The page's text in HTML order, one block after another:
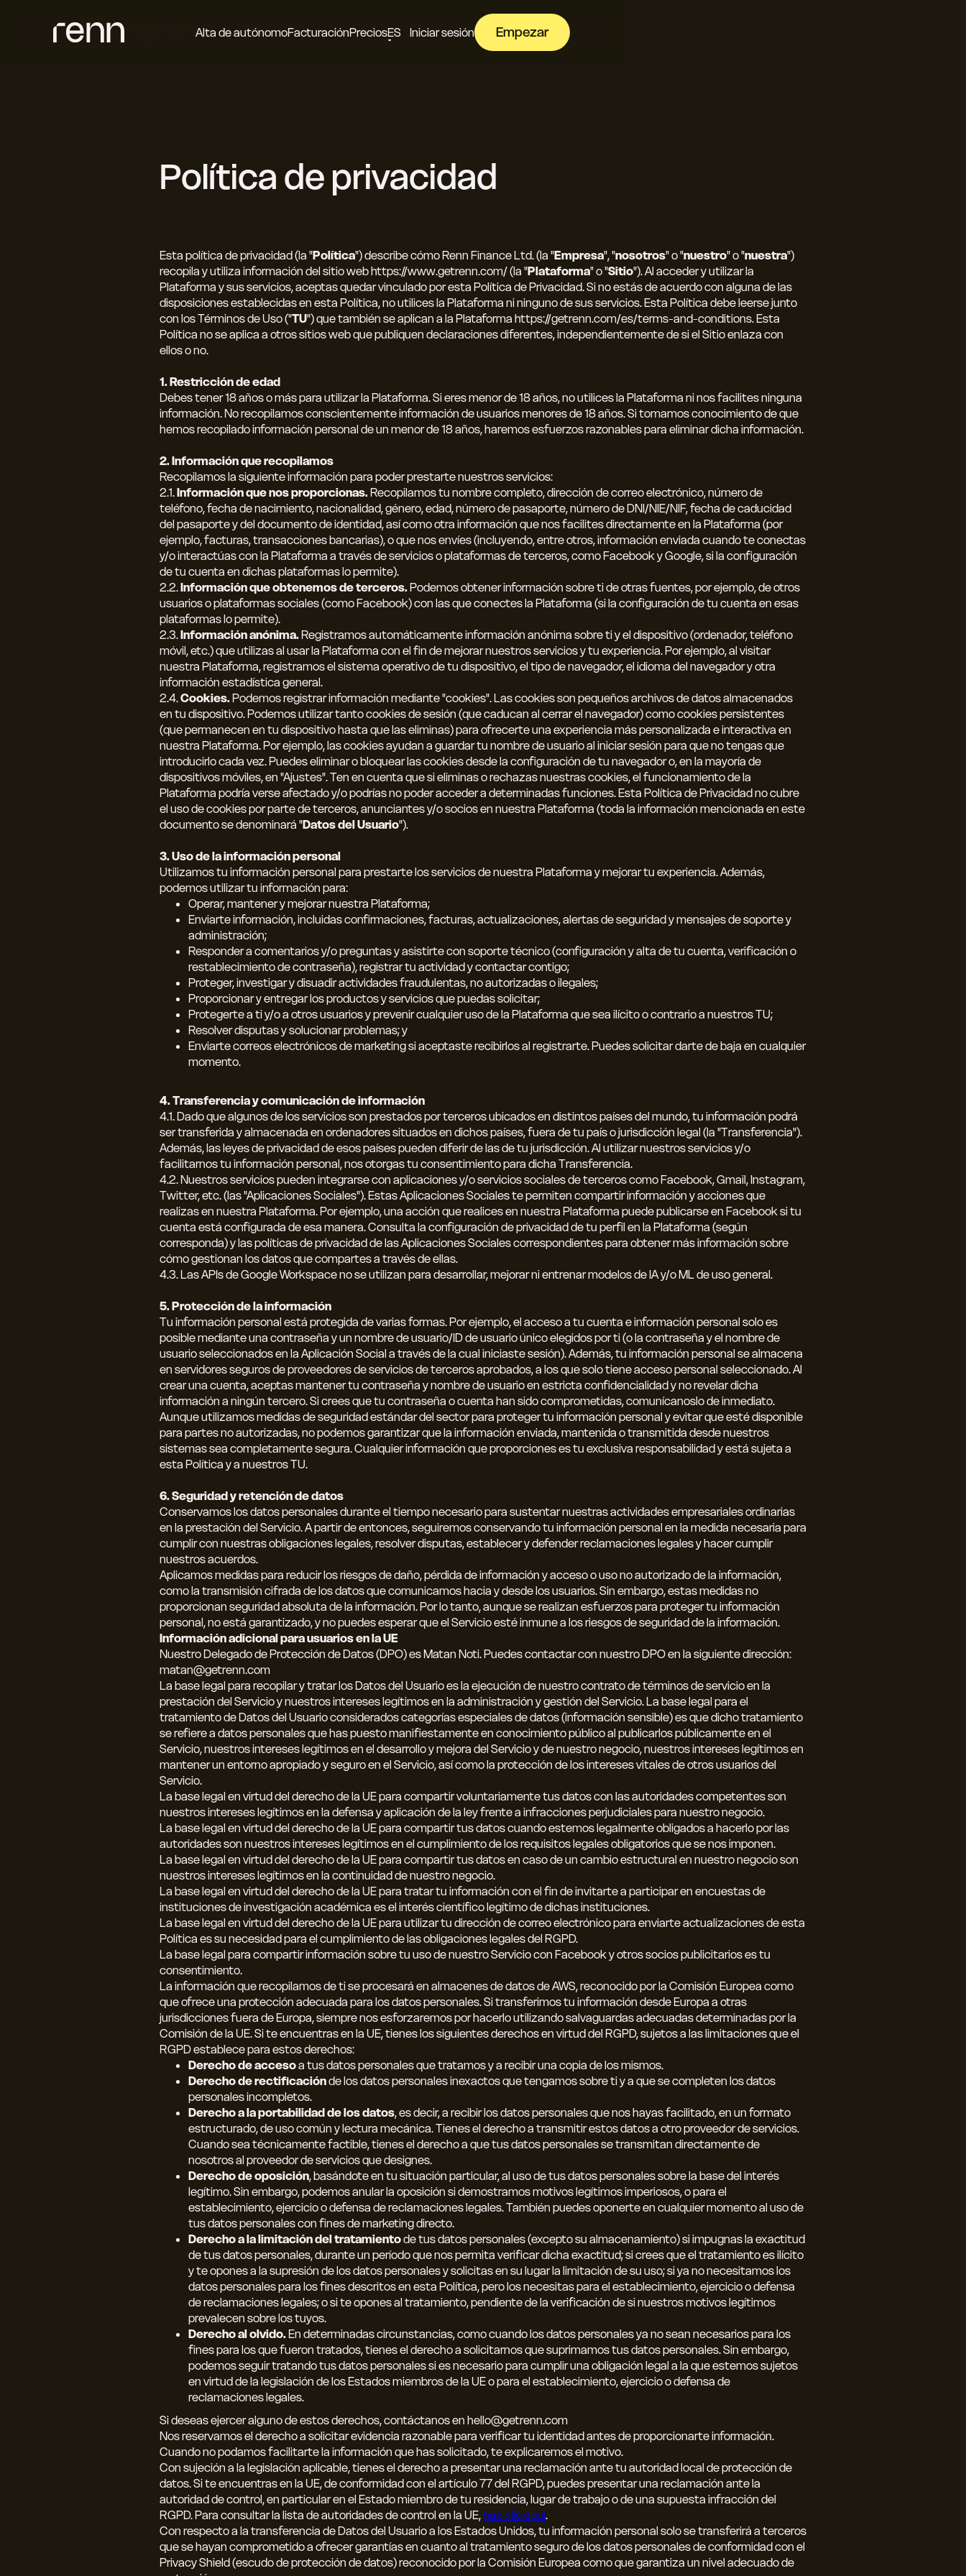
Alta de autónomoFacturaciónPreciosES Iniciar sesión Empezar
Política de privacidad
Esta política de privacidad (la "Política") describe cómo Renn Finance Ltd. (la "Empresa", "nosotros" o "nuestro" o "nuestra")
recopila y utiliza información del sitio web https://www.getrenn.com/ (la "Plataforma" o "Sitio"). Al acceder y utilizar la
Plataforma y sus servicios, aceptas quedar vinculado por esta Política de Privacidad. Si no estás de acuerdo con alguna de las
disposiciones establecidas en esta Política, no utilices la Plataforma ni ninguno de sus servicios. Esta Política debe leerse junto
con los Términos de Uso ("TU") que también se aplican a la Plataforma https://getrenn.com/es/terms-and-conditions. Esta
Política no se aplica a otros sitios web que publiquen declaraciones diferentes, independientemente de si el Sitio enlaza con
ellos o no.
1. Restricción de edad
Debes tener 18 años o más para utilizar la Plataforma. Si eres menor de 18 años, no utilices la Plataforma ni nos facilites ninguna
información. No recopilamos conscientemente información de usuarios menores de 18 años. Si tomamos conocimiento de que
hemos recopilado información personal de un menor de 18 años, haremos esfuerzos razonables para eliminar dicha información.
2. Información que recopilamos
Recopilamos la siguiente información para poder prestarte nuestros servicios:
2.1.Información que nos proporcionas. Recopilamos tu nombre completo, dirección de correo electrónico, número de
teléfono, fecha de nacimiento, nacionalidad, género, edad, número de pasaporte, número de DNI/NIE/NIF, fecha de caducidad
del pasaporte y del documento de identidad, así como otra información que nos facilites directamente en la Plataforma (por
ejemplo, facturas, transacciones bancarias), o que nos envíes (incluyendo, entre otros, información enviada cuando te conectas
y/o interactúas con la Plataforma a través de servicios o plataformas de terceros, como Facebook y Google, si la configuración
de tu cuenta en dichas plataformas lo permite).
2.2.Información que obtenemos de terceros. Podemos obtener información sobre ti de otras fuentes, por ejemplo, de otros
usuarios o plataformas sociales (como Facebook) con las que conectes la Plataforma (si la configuración de tu cuenta en esas
plataformas lo permite).
2.3.Información anónima. Registramos automáticamente información anónima sobre ti y el dispositivo (ordenador, teléfono
móvil, etc.) que utilizas al usar la Plataforma con el fin de mejorar nuestros servicios y tu experiencia. Por ejemplo, al visitar
nuestra Plataforma, registramos el sistema operativo de tu dispositivo, el tipo de navegador, el idioma del navegador y otra
información estadística general.
2.4.Cookies. Podemos registrar información mediante "cookies". Las cookies son pequeños archivos de datos almacenados
en tu dispositivo. Podemos utilizar tanto cookies de sesión (que caducan al cerrar el navegador) como cookies persistentes
(que permanecen en tu dispositivo hasta que las eliminas) para ofrecerte una experiencia más personalizada e interactiva en
nuestra Plataforma. Por ejemplo, las cookies ayudan a guardar tu nombre de usuario al iniciar sesión para que no tengas que
introducirlo cada vez. Puedes eliminar o bloquear las cookies desde la configuración de tu navegador o, en la mayoría de
dispositivos móviles, en "Ajustes". Ten en cuenta que si eliminas o rechazas nuestras cookies, el funcionamiento de la
Plataforma podría verse afectado y/o podrías no poder acceder a determinadas funciones. Esta Política de Privacidad no cubre
el uso de cookies por parte de terceros, anunciantes y/o socios en nuestra Plataforma (toda la información mencionada en este
documento se denominará "Datos del Usuario").
3. Uso de la información personal
Utilizamos tu información personal para prestarte los servicios de nuestra Plataforma y mejorar tu experiencia. Además,
podemos utilizar tu información para:
Operar, mantener y mejorar nuestra Plataforma;
Enviarte información, incluidas confirmaciones, facturas, actualizaciones, alertas de seguridad y mensajes de soporte y
administración;
Responder a comentarios y/o preguntas y asistirte con soporte técnico (configuración y alta de tu cuenta, verificación o
restablecimiento de contraseña), registrar tu actividad y contactar contigo;
Proteger, investigar y disuadir actividades fraudulentas, no autorizadas o ilegales;
Proporcionar y entregar los productos y servicios que puedas solicitar;
Protegerte a ti y/o a otros usuarios y prevenir cualquier uso de la Plataforma que sea ilícito o contrario a nuestros TU;
Resolver disputas y solucionar problemas; y
Enviarte correos electrónicos de marketing si aceptaste recibirlos al registrarte. Puedes solicitar darte de baja en cualquier
momento.
4. Transferencia y comunicación de información
4.1. Dado que algunos de los servicios son prestados por terceros ubicados en distintos países del mundo, tu información podrá
ser transferida y almacenada en ordenadores situados en dichos países, fuera de tu país o jurisdicción legal (la "Transferencia").
Además, las leyes de privacidad de esos países pueden diferir de las de tu jurisdicción. Al utilizar nuestros servicios y/o
facilitarnos tu información personal, nos otorgas tu consentimiento para dicha Transferencia.
4.2. Nuestros servicios pueden integrarse con aplicaciones y/o servicios sociales de terceros como Facebook, Gmail, Instagram,
Twitter, etc. (las "Aplicaciones Sociales"). Estas Aplicaciones Sociales te permiten compartir información y acciones que
realizas en nuestra Plataforma. Por ejemplo, una acción que realices en nuestra Plataforma puede publicarse en Facebook si tu
cuenta está configurada de esa manera. Consulta la configuración de privacidad de tu perfil en la Plataforma (según
corresponda) y las políticas de privacidad de las Aplicaciones Sociales correspondientes para obtener más información sobre
cómo gestionan los datos que compartes a través de ellas.
4.3. Las APIs de Google Workspace no se utilizan para desarrollar, mejorar ni entrenar modelos de IA y/o ML de uso general.
5. Protección de la información
Tu información personal está protegida de varias formas. Por ejemplo, el acceso a tu cuenta e información personal solo es
posible mediante una contraseña y un nombre de usuario/ID de usuario único elegidos por ti (o la contraseña y el nombre de
usuario seleccionados en la Aplicación Social a través de la cual iniciaste sesión). Además, tu información personal se almacena
en servidores seguros de proveedores de servicios de terceros aprobados, a los que solo tiene acceso personal seleccionado. Al
crear una cuenta, aceptas mantener tu contraseña y nombre de usuario en estricta confidencialidad y no revelar dicha
información a ningún tercero. Si crees que tu contraseña o cuenta han sido comprometidas, comunícanoslo de inmediato.
Aunque utilizamos medidas de seguridad estándar del sector para proteger tu información personal y evitar que esté disponible
para partes no autorizadas, no podemos garantizar que la información enviada, mantenida o transmitida desde nuestros
sistemas sea completamente segura. Cualquier información que proporciones es tu exclusiva responsabilidad y está sujeta a
esta Política y a nuestros TU.
6. Seguridad y retención de datos
Conservamos los datos personales durante el tiempo necesario para sustentar nuestras actividades empresariales ordinarias
en la prestación del Servicio. A partir de entonces, seguiremos conservando tu información personal en la medida necesaria para
cumplir con nuestras obligaciones legales, resolver disputas, establecer y defender reclamaciones legales y hacer cumplir
nuestros acuerdos.
Aplicamos medidas para reducir los riesgos de daño, pérdida de información y acceso o uso no autorizado de la información,
como la transmisión cifrada de los datos que comunicamos hacia y desde los usuarios. Sin embargo, estas medidas no
proporcionan seguridad absoluta de la información. Por lo tanto, aunque se realizan esfuerzos para proteger tu información
personal, no está garantizado, y no puedes esperar que el Servicio esté inmune a los riesgos de seguridad de la información.
Información adicional para usuarios en la UE
Nuestro Delegado de Protección de Datos (DPO) es Matan Noti. Puedes contactar con nuestro DPO en la siguiente dirección:
matan@getrenn.com
La base legal para recopilar y tratar los Datos del Usuario es la ejecución de nuestro contrato de términos de servicio en la
prestación del Servicio y nuestros intereses legítimos en la administración y gestión del Servicio. La base legal para el
tratamiento de Datos del Usuario considerados categorías especiales de datos (información sensible) es que dicho tratamiento
se refiere a datos personales que has puesto manifiestamente en conocimiento público al publicarlos públicamente en el
Servicio, nuestros intereses legítimos en el desarrollo y mejora del Servicio y de nuestro negocio, nuestros intereses legítimos en
mantener un entorno apropiado y seguro en el Servicio, así como la protección de los intereses vitales de otros usuarios del
Servicio.
La base legal en virtud del derecho de la UE para compartir voluntariamente tus datos con las autoridades competentes son
nuestros intereses legítimos en la defensa y aplicación de la ley frente a infracciones perjudiciales para nuestro negocio.
La base legal en virtud del derecho de la UE para compartir tus datos cuando estemos legalmente obligados a hacerlo por las
autoridades son nuestros intereses legítimos en el cumplimiento de los requisitos legales obligatorios que se nos imponen.
La base legal en virtud del derecho de la UE para compartir tus datos en caso de un cambio estructural en nuestro negocio son
nuestros intereses legítimos en la continuidad de nuestro negocio.
La base legal en virtud del derecho de la UE para tratar tu información con el fin de invitarte a participar en encuestas de
instituciones de investigación académica es el interés científico legítimo de dichas instituciones.
La base legal en virtud del derecho de la UE para utilizar tu dirección de correo electrónico para enviarte actualizaciones de esta
Política es su necesidad para el cumplimiento de las obligaciones legales del RGPD.
La base legal para compartir información sobre tu uso de nuestro Servicio con Facebook y otros socios publicitarios es tu
consentimiento.
La información que recopilamos de ti se procesará en almacenes de datos de AWS, reconocido por la Comisión Europea como
que ofrece una protección adecuada para los datos personales. Si transferimos tu información desde Europa a otras
jurisdicciones fuera de Europa, siempre nos esforzaremos por hacerlo utilizando salvaguardas adecuadas determinadas por la
Comisión de la UE. Si te encuentras en la UE, tienes los siguientes derechos en virtud del RGPD, sujetos a las limitaciones que el
RGPD establece para estos derechos:
Derecho de accesoa tus datos personales que tratamos y a recibir una copia de los mismos.
Derecho de rectificaciónde los datos personales inexactos que tengamos sobre ti y a que se completen los datos
personales incompletos.
Derecho a la portabilidad de los datos, es decir, a recibir los datos personales que nos hayas facilitado, en un formato
estructurado, de uso común y lectura mecánica. Tienes el derecho a transmitir estos datos a otro proveedor de servicios.
Cuando sea técnicamente factible, tienes el derecho a que tus datos personales se transmitan directamente de
nosotros al proveedor de servicios que designes.
Derecho de oposición, basándote en tu situación particular, al uso de tus datos personales sobre la base del interés
legítimo. Sin embargo, podemos anular la oposición si demostramos motivos legítimos imperiosos, o para el
establecimiento, ejercicio o defensa de reclamaciones legales. También puedes oponerte en cualquier momento al uso de
tus datos personales con fines de marketing directo.
Derecho a la limitación del tratamientode tus datos personales (excepto su almacenamiento) si impugnas la exactitud
de tus datos personales, durante un período que nos permita verificar dicha exactitud; si crees que el tratamiento es ilícito
y te opones a la supresión de los datos personales y solicitas en su lugar la limitación de su uso; si ya no necesitamos los
datos personales para los fines descritos en esta Política, pero los necesitas para el establecimiento, ejercicio o defensa
de reclamaciones legales; o si te opones al tratamiento, pendiente de la verificación de si nuestros motivos legítimos
prevalecen sobre los tuyos.
Derecho al olvido. En determinadas circunstancias, como cuando los datos personales ya no sean necesarios para los
fines para los que fueron tratados, tienes el derecho a solicitarnos que suprimamos tus datos personales. Sin embargo,
podemos seguir tratando tus datos personales si es necesario para cumplir una obligación legal a la que estemos sujetos
en virtud de la legislación de los Estados miembros de la UE o para el establecimiento, ejercicio o defensa de
reclamaciones legales.
Si deseas ejercer alguno de estos derechos, contáctanos en hello@getrenn.com
Nos reservamos el derecho a solicitar evidencia razonable para verificar tu identidad antes de proporcionarte información.
Cuando no podamos facilitarte la información que has solicitado, te explicaremos el motivo.
Con sujeción a la legislación aplicable, tienes el derecho a presentar una reclamación ante tu autoridad local de protección de
datos. Si te encuentras en la UE, de conformidad con el artículo 77 del RGPD, puedes presentar una reclamación ante la
autoridad de control, en particular en el Estado miembro de tu residencia, lugar de trabajo o de una supuesta infracción del
RGPD. Para consultar la lista de autoridades de control en la UE,haz clic aquí.
Con respecto a la transferencia de Datos del Usuario a los Estados Unidos, tu información personal solo se transferirá a terceros
que se hayan comprometido a ofrecer garantías en cuanto al tratamiento seguro de los datos personales de conformidad con el
Privacy Shield (escudo de protección de datos) reconocido por la Comisión Europea como que garantiza un nivel adecuado de